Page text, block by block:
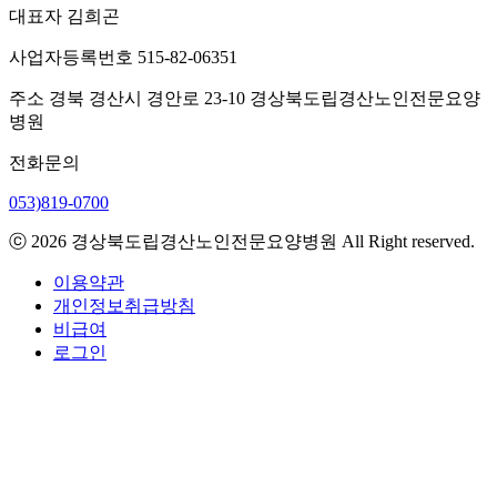
대표자 김희곤
사업자등록번호 515-82-06351
주소 경북 경산시 경안로 23-10 경상북도립경산노인전문요양
병원
전화문의
053)819-0700
ⓒ 2026 경상북도립경산노인전문요양병원 All Right reserved.
이용약관
개인정보취급방침
비급여
로그인